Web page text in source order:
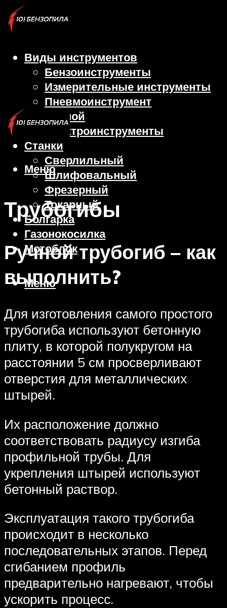
Виды инструментов
Бензоинструменты
Измерительные инструменты
Пневмоинструмент
Ручной
Электроинструменты
Станки
Сверлильный
Шлифовальный
Фрезерный
Токарный
Болгарка
Газонокосилка
Мотоблок
Меню
Меню
Трубогибы
Ручной трубогиб – как
выполнить?
Для изготовления самого простого
трубогиба используют бетонную
плиту, в которой полукругом на
расстоянии 5 см просверливают
отверстия для металлических
штырей.
Их расположение должно
соответствовать радиусу изгиба
профильной трубы. Для
укрепления штырей используют
бетонный раствор.
Эксплуатация такого трубогиба
происходит в несколько
последовательных этапов. Перед
сгибанием профиль
предварительно нагревают, чтобы
ускорить процесс.